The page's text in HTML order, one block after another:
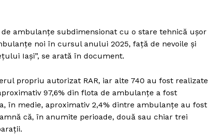
ambulanțe subdimensionat cu o stare tehnică uşor
noi în cursul anului 2025, faţă de nevoile şi
Iaşi”, se arată în document.
propriu autorizat RAR, iar alte 740 au fost realizate
97,6% din flota de ambulanțe a fost
în medie, aproximativ 2,4% dintre ambulanțe au fost
că, în anumite perioade, două sau chiar trei